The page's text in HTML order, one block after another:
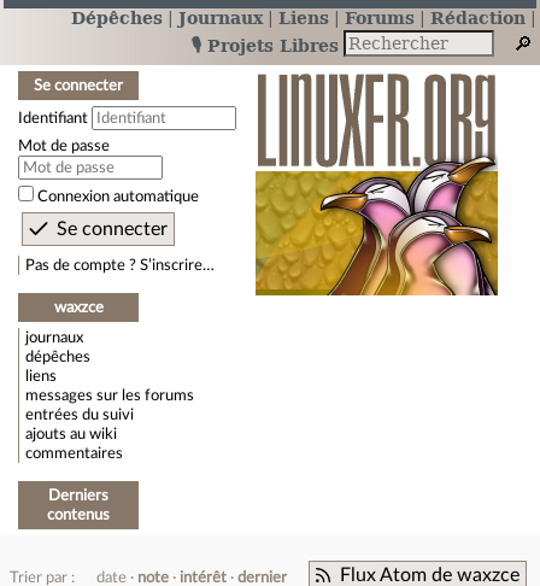
Dépêches Journaux Liens Forums
Rédaction
🎙️ Projets Libres
Se connecter
Identifiant
Mot de passe
Connexion automatique
Pas de compte ? S’inscrire…
waxzce
journaux
dépêches
liens
messages sur les forums
entrées du suivi
ajouts au wiki
commentaires
Derniers
contenus
Flux Atom de waxzce
Trier par : date note intérêt
dernier